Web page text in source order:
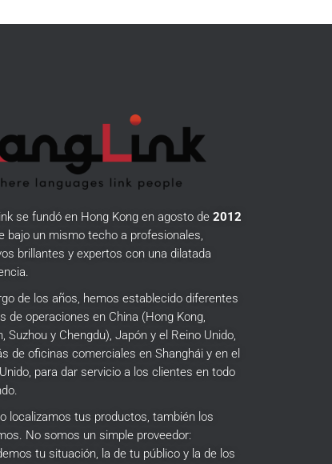
se fundó en Hong Kong en agosto de 2012
bajo un mismo techo a profesionales,
brillantes y expertos con una dilatada
de los años, hemos establecido diferentes
de operaciones en China (Hong Kong,
Suzhou y Chengdu), Japón y el Reino Unido,
de oficinas comerciales en Shanghái y en el
para dar servicio a los clientes en todo
localizamos tus productos, también los
No somos un simple proveedor:
tu situación, la de tu público y la de los